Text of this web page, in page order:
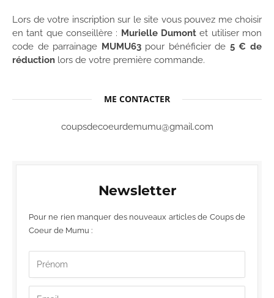
Lors de votre inscription sur le site vous pouvez me choisir
en tant que conseillère : Murielle Dumont et utiliser mon
code de parrainage MUMU63pour bénéficier de 5 € de
réduction lors de votre première commande.
ME CONTACTER
coupsdecoeurdemumu@gmail.com
Newsletter
Pour ne rien manquer des nouveaux articles de Coups de
Coeur de Mumu :